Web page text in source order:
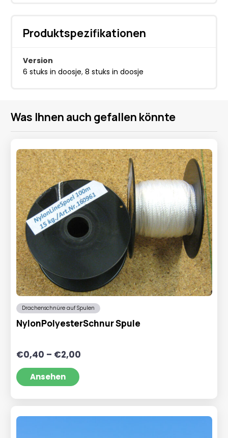
Produktspezifikationen
Version
6 stuks in doosje, 8 stuks in doosje
Was Ihnen auch gefallen könnte
Drachenschnüre auf Spulen
NylonPolyesterSchnur Spule
€0,40 – €2,00Preisspanne:
Ansehen